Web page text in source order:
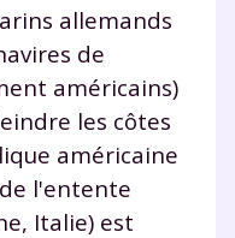
allemands
de
américains)
les côtes
américaine
l'entente
Italie) est